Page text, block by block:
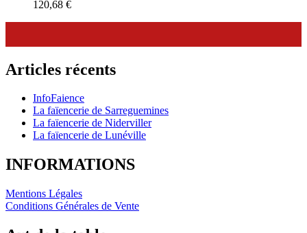
120,68 €
Articles récents
InfoFaience
La faïencerie de Sarreguemines
La faïencerie de Niderviller
La faïencerie de Lunéville
INFORMATIONS
Mentions Légales
Conditions Générales de Vente